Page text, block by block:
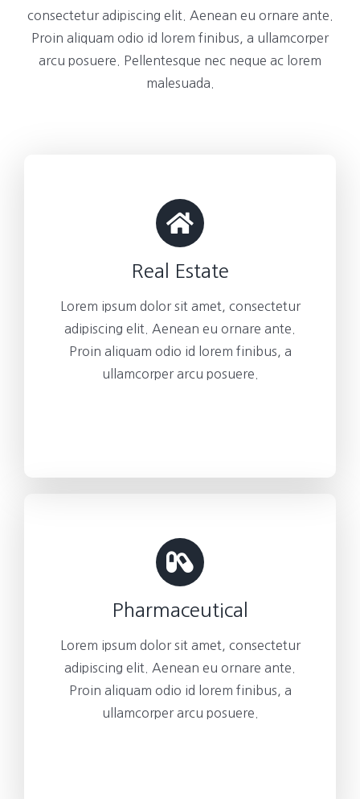
consectetur adipiscing elit. Aenean eu ornare ante.
Proin aliquam odio id lorem finibus, a ullamcorper
arcu posuere. Pellentesque nec neque ac lorem
malesuada.
Real Estate
Lorem ipsum dolor sit amet, consectetur
adipiscing elit. Aenean eu ornare ante.
Proin aliquam odio id lorem finibus, a
ullamcorper arcu posuere.
Pharmaceutical
Lorem ipsum dolor sit amet, consectetur
adipiscing elit. Aenean eu ornare ante.
Proin aliquam odio id lorem finibus, a
ullamcorper arcu posuere.